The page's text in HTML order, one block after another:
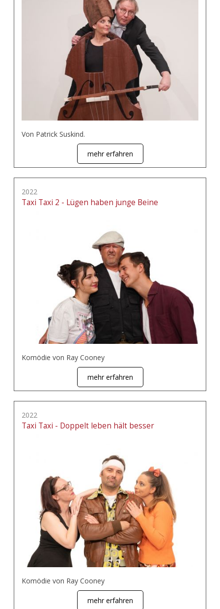
Von Patrick Suskind.
mehr erfahren
2022
Taxi Taxi 2 - Lügen haben junge Beine
Komödie von Ray Cooney
mehr erfahren
2022
Taxi Taxi - Doppelt leben hält besser
Komödie von Ray Cooney
mehr erfahren